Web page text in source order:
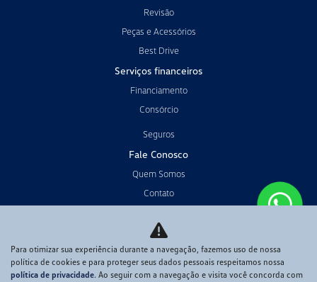
Revisão
Peças e Acessórios
Best Drive
Serviços financeiros
Financiamento
Consórcio
Seguros
Fale Conosco
Quem Somos
Contato
Política de privacidade
Código de Conduta
Para otimizar sua experiência durante a navegação, fazemos uso de nossa
política de cookies e para proteger seus dados pessoais respeitamos nossa
política de privacidade. Ao seguir com a navegação e visita você concorda com